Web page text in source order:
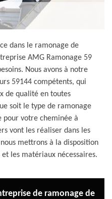
dans le ramonage de
AMG Ramonage 59
Nous avons à notre
59144 compétents, qui
de qualité en toutes
soit le type de ramonage
pour votre cheminée à
vont les réaliser dans les
mettrons à la disposition
les matériaux nécessaires.
de ramonage de